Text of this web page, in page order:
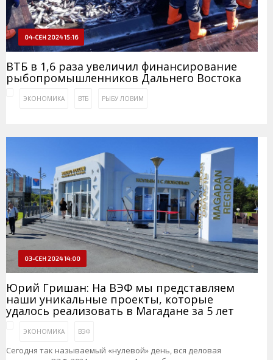
04-СЕН 2024 15:16
ВТБ в 1,6 раза увеличил финансирование
рыбопромышленников Дальнего Востока
ЭКОНОМИКА ВТБ РЫБУ ЛОВИМ
03-СЕН 2024 14:00
Юрий Гришан: На ВЭФ мы представляем
наши уникальные проекты, которые
удалось реализовать в Магадане за 5 лет
ЭКОНОМИКА ВЭФ
Сегодня так называемый «нулевой» день, вся деловая